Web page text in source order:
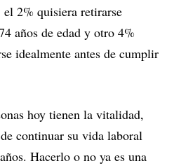
2% quisiera retirarse
años de edad y otro 4%
idealmente antes de cumplir
hoy tienen la vitalidad,
continuar su vida laboral
Hacerlo o no ya es una